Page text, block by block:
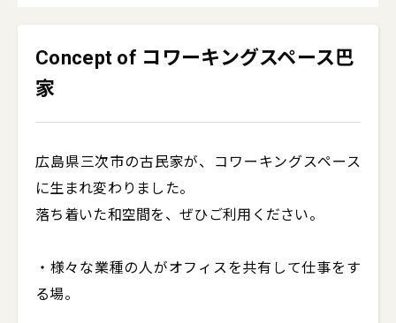
Concept of コワーキングスペース巴
家
広島県三次市の古民家が、コワーキングスペース
に生まれ変わりました。
落ち着いた和空間を、ぜひご利用ください。
・様々な業種の人がオフィスを共有して仕事をす
る場。